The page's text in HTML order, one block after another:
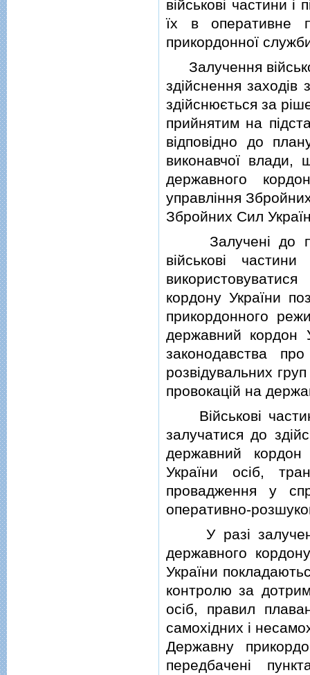
вiйськовi частини i
їх в оперативне
прикордонної
Залучення
здiйснення заходiв
здiйснюється за
прийнятим на
вiдповiдно до
виконавчої
державного
управлiння
Збройних Сил
Залученi до
вiйськовi
кордону України
прикордонного
державний кордон
законодавства
розвiдувальних
провокацiй на
Вiйськовi
залучатися до
державний кордон
України осiб,
провадження у
оперативно-
У разi
державного
України
контролю за
осiб, правил
самохiдних i
Державну
передбаченi